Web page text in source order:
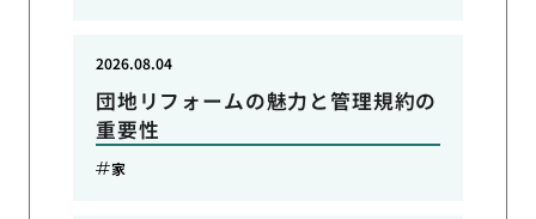
団地リフォームの魅力と管理規約の
重要性
2026.08.04
家